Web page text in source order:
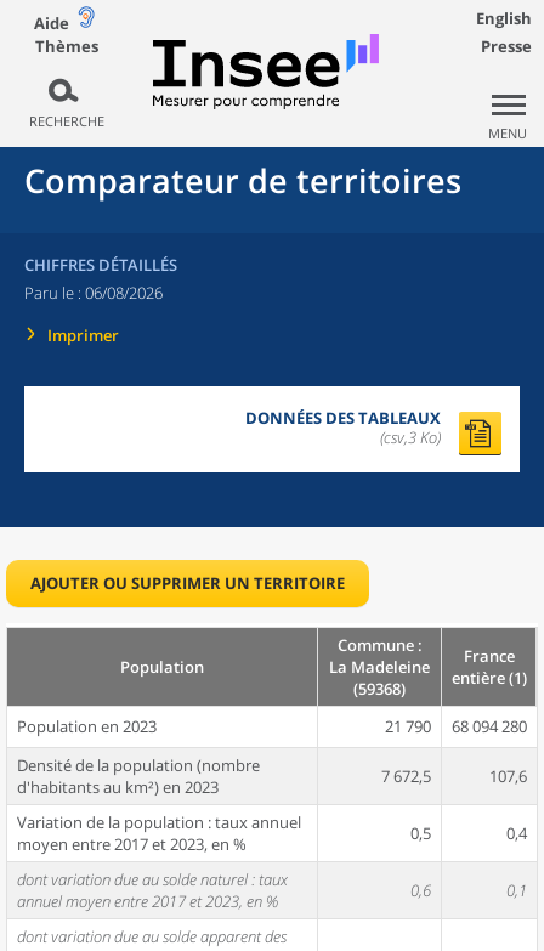
Aide
Thèmes
RECHERCHE
English
Presse
MENU
Comparateur de territoires
CHIFFRES DÉTAILLÉS
Paru le : 06/08/2026
Imprimer
DONNÉES DES TABLEAUX
(csv,3 Ko)
AJOUTER OU SUPPRIMER UN TERRITOIRE
Population
Commune :
La Madeleine
(59368)
France
entière (1)
Population en 2023 21 790
68 094 280
Densité de la population (nombre
d'habitants au km²) en 2023
7 672,5 107,6
Variation de la population : taux annuel
moyen entre 2017 et 2023, en %
0,5 0,4
dont variation due au solde naturel : taux
annuel moyen entre 2017 et 2023, en %
0,6 0,1
dont variation due au solde apparent des